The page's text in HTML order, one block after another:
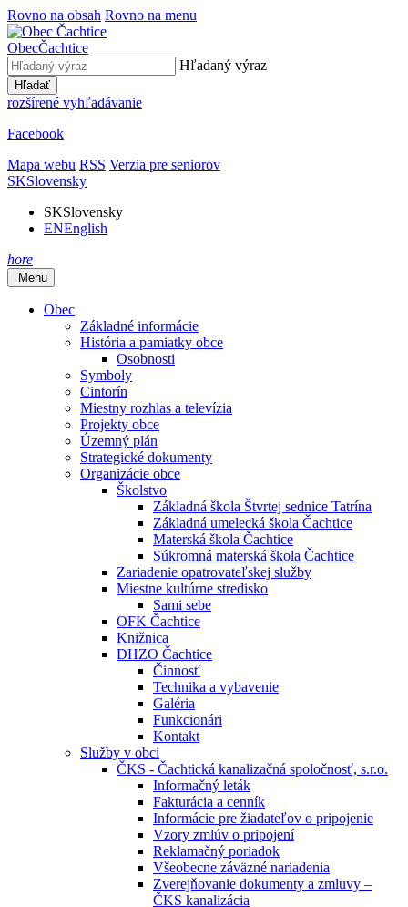
Rovno na obsah Rovno na menu
ObecČachtice
Hľadaný výraz
Hľadať
rozšírené vyhľadávanie
Facebook
Mapa webu RSS Verzia pre seniorov
SKSlovensky
SKSlovensky
ENEnglish
hore
Menu
Obec
Základné informácie
História a pamiatky obce
Osobnosti
Symboly
Cintorín
Miestny rozhlas a televízia
Projekty obce
Územný plán
Strategické dokumenty
Organizácie obce
Školstvo
Základná škola Štvrtej sednice Tatrína
Základná umelecká škola Čachtice
Materská škola Čachtice
Súkromná materská škola Čachtice
Zariadenie opatrovateľskej služby
Miestne kultúrne stredisko
Sami sebe
OFK Čachtice
Knižnica
DHZO Čachtice
Činnosť
Technika a vybavenie
Galéria
Funkcionári
Kontakt
Služby v obci
ČKS - Čachtická kanalizačná spoločnosť, s.r.o.
Informačný leták
Fakturácia a cenník
Informácie pre žiadateľov o pripojenie
Vzory zmlúv o pripojení
Reklamačný poriadok
Všeobecne záväzné nariadenia
Zverejňovanie dokumenty a zmluvy –
ČKS kanalizácia